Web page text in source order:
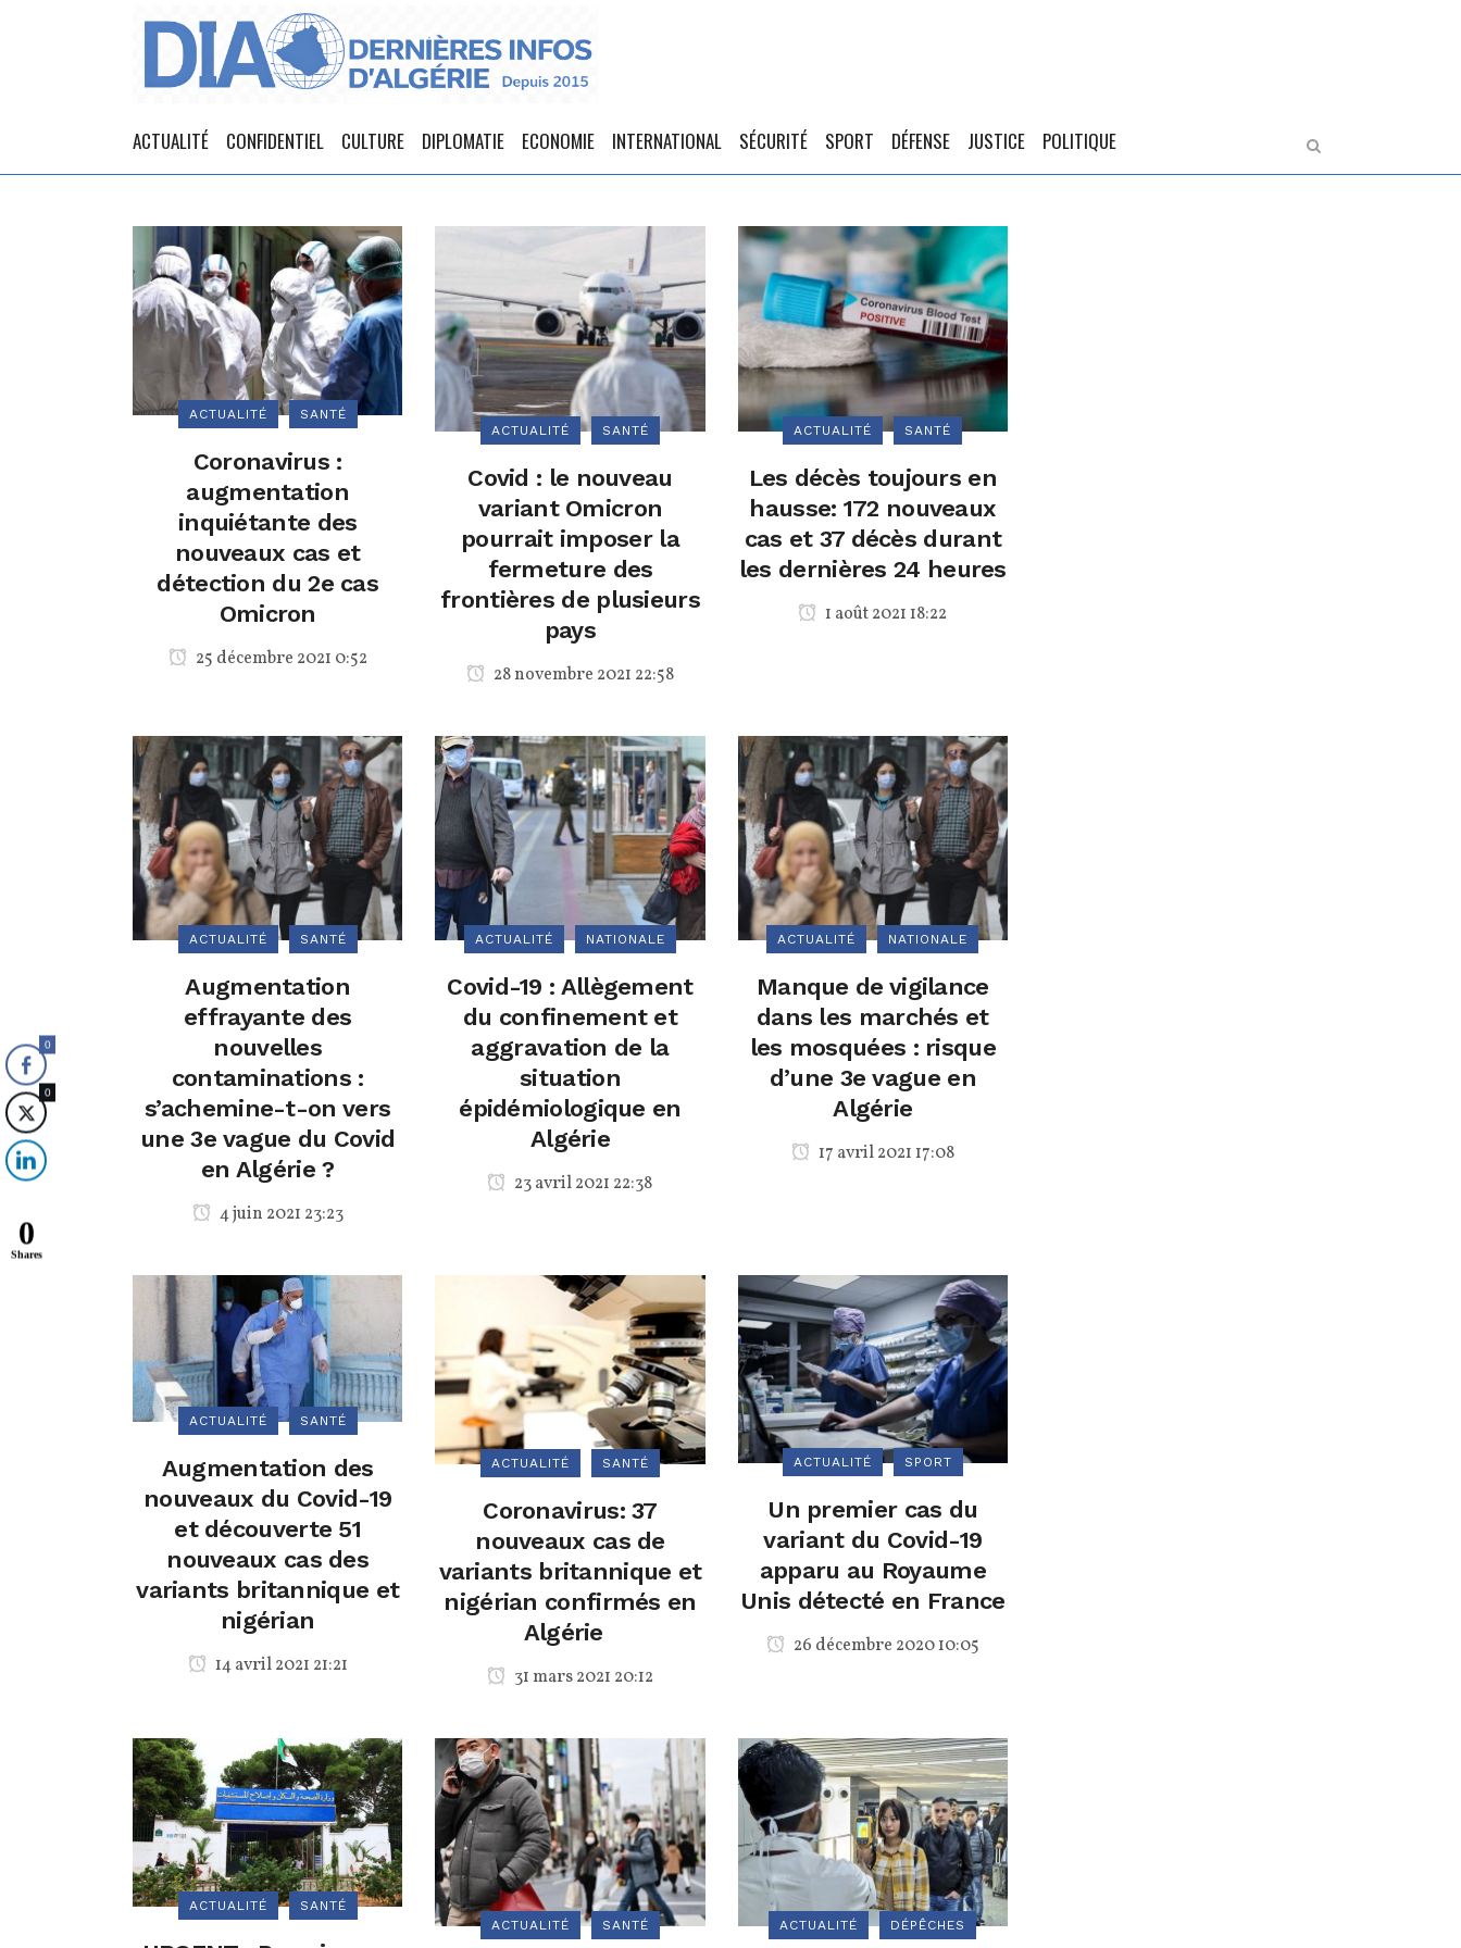
ACTUALITÉ CONFIDENTIEL CULTURE DIPLOMATIE ECONOMIE INTERNATIONAL SÉCURITÉ SPORT DÉFENSE JUSTICE POLITIQUE
ACTUALITÉ SANTÉ
Coronavirus :
augmentation
inquiétante des
nouveaux cas et
détection du 2e cas
Omicron
25 décembre 2021 0:52
ACTUALITÉ SANTÉ
Covid : le nouveau
variant Omicron
pourrait imposer la
fermeture des
frontières de plusieurs
pays
28 novembre 2021 22:58
ACTUALITÉ SANTÉ
Les décès toujours en
hausse: 172 nouveaux
cas et 37 décès durant
les dernières 24 heures
1 août 2021 18:22
ACTUALITÉ SANTÉ
Augmentation
effrayante des
nouvelles
contaminations :
s’achemine-t-on vers
une 3e vague du Covid
en Algérie ?
4 juin 2021 23:23
ACTUALITÉ NATIONALE
Covid-19 : Allègement
du confinement et
aggravation de la
situation
épidémiologique en
Algérie
23 avril 2021 22:38
ACTUALITÉ NATIONALE
Manque de vigilance
dans les marchés et
les mosquées : risque
d’une 3e vague en
Algérie
17 avril 2021 17:08
ACTUALITÉ SANTÉ
Augmentation des
nouveaux du Covid-19
et découverte 51
nouveaux cas des
variants britannique et
nigérian
14 avril 2021 21:21
ACTUALITÉ SANTÉ
Coronavirus: 37
nouveaux cas de
variants britannique et
nigérian confirmés en
Algérie
31 mars 2021 20:12
ACTUALITÉ SPORT
Un premier cas du
variant du Covid-19
apparu au Royaume
Unis détecté en France
26 décembre 2020 10:05
ACTUALITÉ SANTÉ
ACTUALITÉ SANTÉ ACTUALITÉ DÉPÊCHES
0
0
0
Shares